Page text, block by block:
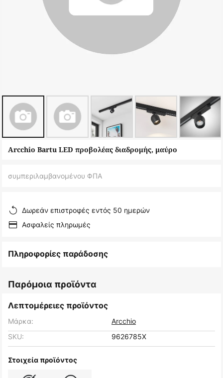
Μετάβαση
εικόνων
Arcchio Bartu LED προβολέας διαδρομής, μαύρο
συμπεριλαμβανομένου ΦΠΑ
Δωρεάν επιστροφές εντός 50 ημερών
Ασφαλείς πληρωμές
Πληροφορίες παράδοσης
Παρόμοια προϊόντα
Λεπτομέρειες προϊόντος
Μάρκα:
Arcchio
SKU:
9626785X
Στοιχεία προϊόντος